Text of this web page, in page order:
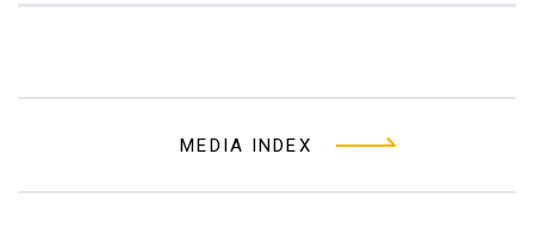
MEDIA INDEX